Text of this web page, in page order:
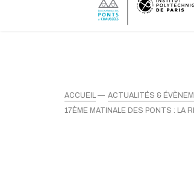
ACCUEIL
ACTUALITÉS &
17ÈME MATINALE DES PONTS : LA